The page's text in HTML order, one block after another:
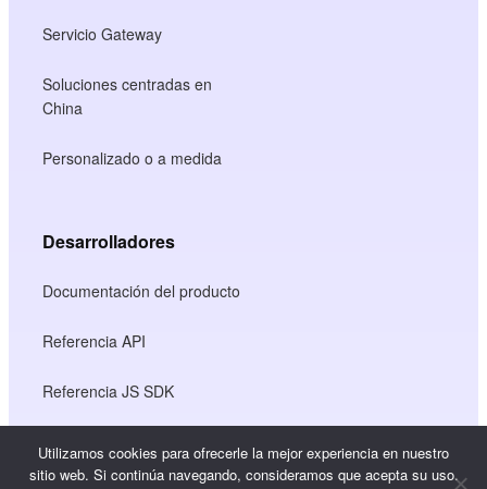
Servicio Gateway
Soluciones centradas en
China
Personalizado o a medida
Desarrolladores
Documentación del producto
Referencia API
Referencia JS SDK
Recursos
Utilizamos cookies para ofrecerle la mejor experiencia en nuestro
sitio web. Si continúa navegando, consideramos que acepta su uso.